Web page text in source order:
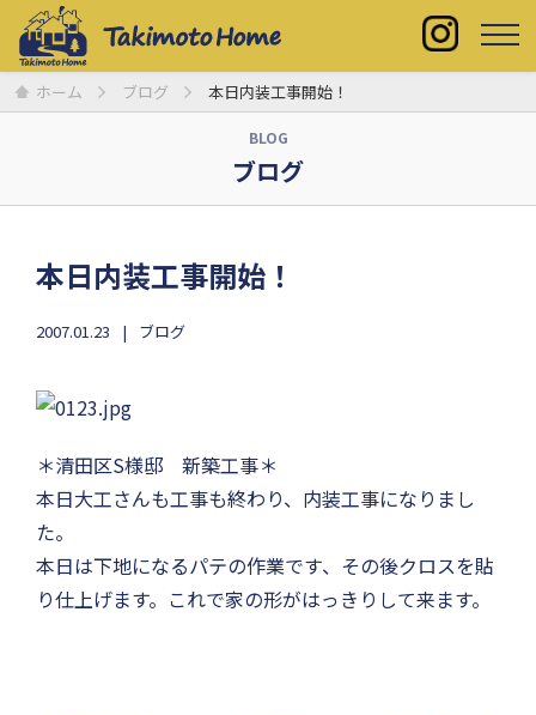
ホーム ブログ 本日内装工事開始！
BLOG
ブログ
本日内装工事開始！
2007.01.23 ブログ
＊清田区S様邸 新築工事＊
本日大工さんも工事も終わり、内装工事になりまし
た。
本日は下地になるパテの作業です、その後クロスを貼
り仕上げます。これで家の形がはっきりして来ます。